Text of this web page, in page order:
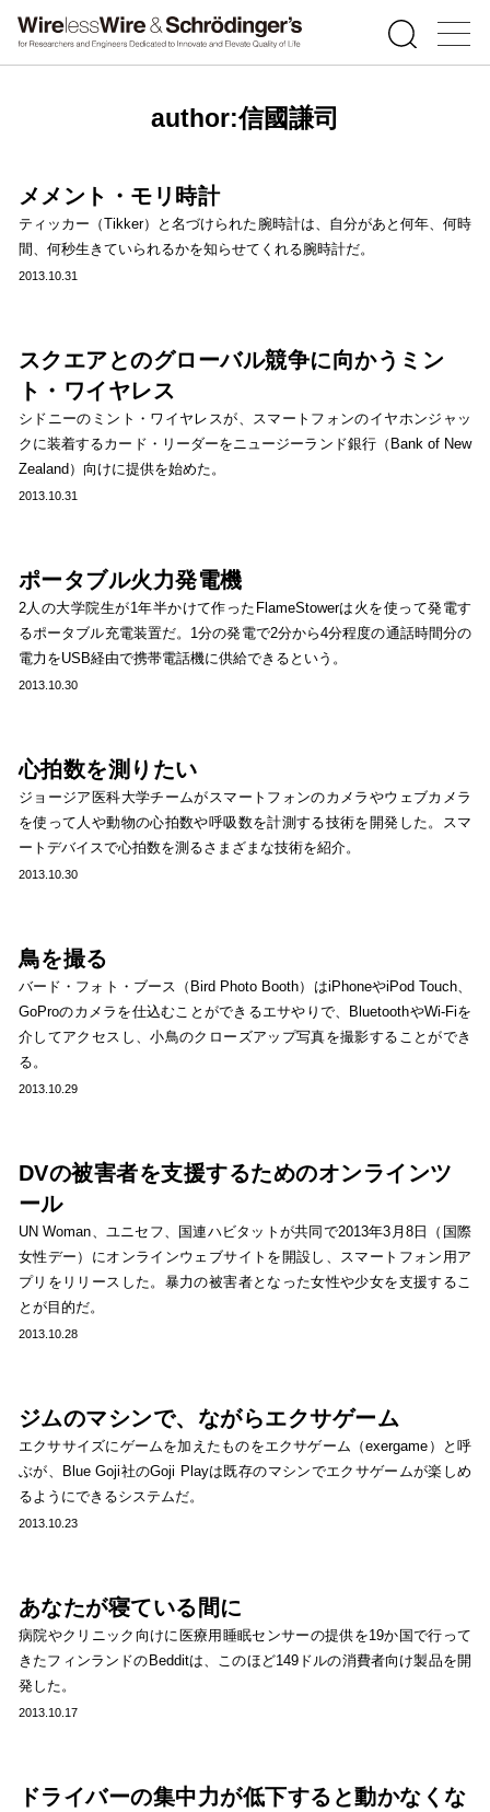
author:信國謙司
メメント・モリ時計
ティッカー（Tikker）と名づけられた腕時計は、自分があと何年、何時
間、何秒生きていられるかを知らせてくれる腕時計だ。
2013.10.31
スクエアとのグローバル競争に向かうミン
ト・ワイヤレス
シドニーのミント・ワイヤレスが、スマートフォンのイヤホンジャッ
クに装着するカード・リーダーをニュージーランド銀行（Bank of New
Zealand）向けに提供を始めた。
2013.10.31
ポータブル火力発電機
2人の大学院生が1年半かけて作ったFlameStowerは火を使って発電す
るポータブル充電装置だ。1分の発電で2分から4分程度の通話時間分の
電力をUSB経由で携帯電話機に供給できるという。
2013.10.30
心拍数を測りたい
ジョージア医科大学チームがスマートフォンのカメラやウェブカメラ
を使って人や動物の心拍数や呼吸数を計測する技術を開発した。スマ
ートデバイスで心拍数を測るさまざまな技術を紹介。
2013.10.30
鳥を撮る
バード・フォト・ブース（Bird Photo Booth）はiPhoneやiPod Touch、
GoProのカメラを仕込むことができるエサやりで、BluetoothやWi-Fiを
介してアクセスし、小鳥のクローズアップ写真を撮影することができ
る。
2013.10.29
DVの被害者を支援するためのオンラインツ
ール
UN Woman、ユニセフ、国連ハビタットが共同で2013年3月8日（国際
女性デー）にオンラインウェブサイトを開設し、スマートフォン用ア
プリをリリースした。暴力の被害者となった女性や少女を支援するこ
とが目的だ。
2013.10.28
ジムのマシンで、ながらエクサゲーム
エクササイズにゲームを加えたものをエクサゲーム（exergame）と呼
ぶが、Blue Goji社のGoji Playは既存のマシンでエクサゲームが楽しめ
るようにできるシステムだ。
2013.10.23
あなたが寝ている間に
病院やクリニック向けに医療用睡眠センサーの提供を19か国で行って
きたフィンランドのBedditは、このほど149ドルの消費者向け製品を開
発した。
2013.10.17
ドライバーの集中力が低下すると動かなくな